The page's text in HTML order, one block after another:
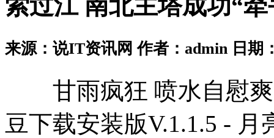
索过江 南北主塔成功“牵
来源：说IT资讯网 作者：admin 日期
甘雨疯狂 喷水自慰爽
豆下载安装版V.1.1.5 - 月